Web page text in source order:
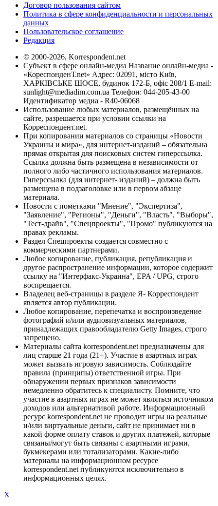
Договор пользования сайтом
Политика в сфере конфиденциальности и персональных
данных
Пользовательское соглашение
Редакция
© 2000-2026, Korrespondent.net
Субъект в сфере онлайн-медиа Название онлайн-медиа -
«КореспонденТ.net» Адрес: 02091, місто Київ,
ХАРКІВСЬКЕ ШОСЕ, будинок 172-Б, офіс 208/1 E-mail:
sunlight@mediadim.com.ua Телефон: 044-205-43-00
Идентификатор медиа - R40-06068
Использование любых материалов, размещённых на
сайте, разрешается при условии ссылки на
Корреспондент.net.
При копировании материалов со страницы «Новости
Украины и мира», для интернет-изданий – обязательна
прямая открытая для поисковых систем гиперссылка.
Ссылка должна быть размещена в независимости от
полного либо частичного использования материалов.
Гиперссылка (для интернет- изданий) – должна быть
размещена в подзаголовке или в первом абзаце
материала.
Новости с пометками "Мнение", "Экспертиза",
"Заявление", "Регионы", "Деньги", "Власть", "Выборы",
"Тест-драйв", "Спецпроекты", "Промо" публикуются на
правах рекламы.
Раздел Спецпроекты создается совместно с
коммерческими партнерами.
Любое копирование, публикация, републикация и
другое распространение информации, которое содержит
ссылку на "Интерфакс-Украина", EPA / UPG, строго
воспрещается.
Владелец веб-страницы в разделе Я- Корреспондент
является автор публикации.
Любое копирование, перепечатка и воспроизведение
фотографий и/или аудиовизуальных материалов,
принадлежащих правообладателю Getty Images, строго
запрещено.
Материалы сайта korrespondent.net предназначены для
лиц старше 21 года (21+). Участие в азартных играх
может вызвать игровую зависимость. Соблюдайте
правила (принципы) ответственной игры. При
обнаружении первых признаков зависимости
немедленно обратитесь к специалисту. Помните, что
участие в азартных играх не может являться источником
доходов или альтернативой работе. Информационный
ресурс korrespondent.net не проводит игры на реальные
и/или виртуальные деньги, сайт не принимает ни в
какой форме оплату ставок и других платежей, которые
связаны/могут быть связаны с азартными играми,
букмекерами или тотализаторами. Какие-либо
материалы на информационном ресурсе
korrespondent.net публикуются исключительно в
информационных целях.
X